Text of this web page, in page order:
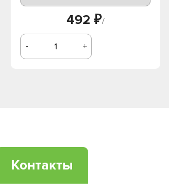
492 ₽/
- +
Контакты